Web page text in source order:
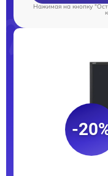
Нажимая на кнопку
-